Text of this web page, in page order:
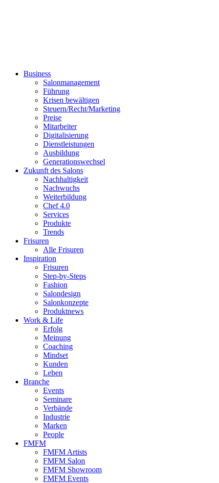
Business
Salonmanagement
Führung
Krisen bewältigen
Steuern/Recht/Marketing
Preise
Mitarbeiter
Digitalisierung
Dienstleistungen
Ausbildung
Generationswechsel
Zukunft des Salons
Nachhaltigkeit
Nachwuchs
Weiterbildung
Chef 4.0
Services
Produkte
Trends
Frisuren
Alle Frisuren
Inspiration
Frisuren
Step-by-Steps
Fashion
Salondesign
Salonkonzepte
Produktnews
Work & Life
Erfolg
Meinung
Coaching
Mindset
Kunden
Leben
Branche
Events
Seminare
Verbände
Industrie
Marken
People
FMFM
FMFM Artists
FMFM Salon
FMFM Showroom
FMFM Events